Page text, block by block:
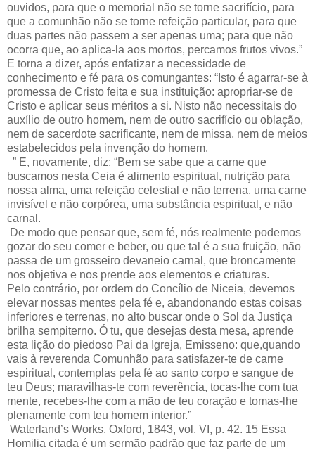
ouvidos, para que o memorial não se torne sacrifício, para
que a comunhão não se torne refeição particular, para que
duas partes não passem a ser apenas uma; para que não
ocorra que, ao aplica-la aos mortos, percamos frutos vivos.”
E torna a dizer, após enfatizar a necessidade de
conhecimento e fé para os comungantes: “Isto é agarrar-se à
promessa de Cristo feita e sua instituição: apropriar-se de
Cristo e aplicar seus méritos a si. Nisto não necessitais do
auxílio de outro homem, nem de outro sacrifício ou oblação,
nem de sacerdote sacrificante, nem de missa, nem de meios
estabelecidos pela invenção do homem.
” E, novamente, diz: “Bem se sabe que a carne que
buscamos nesta Ceia é alimento espiritual, nutrição para
nossa alma, uma refeição celestial e não terrena, uma carne
invisível e não corpórea, uma substância espiritual, e não
carnal.
De modo que pensar que, sem fé, nós realmente podemos
gozar do seu comer e beber, ou que tal é a sua fruição, não
passa de um grosseiro devaneio carnal, que broncamente
nos objetiva e nos prende aos elementos e criaturas.
Pelo contrário, por ordem do Concílio de Niceia, devemos
elevar nossas mentes pela fé e, abandonando estas coisas
inferiores e terrenas, no alto buscar onde o Sol da Justiça
brilha sempiterno. Ó tu, que desejas desta mesa, aprende
esta lição do piedoso Pai da Igreja, Emisseno: que,quando
vais à reverenda Comunhão para satisfazer-te de carne
espiritual, contemplas pela fé ao santo corpo e sangue de
teu Deus; maravilhas-te com reverência, tocas-lhe com tua
mente, recebes-lhe com a mão de teu coração e tomas-lhe
plenamente com teu homem interior.”
Waterland’s Works. Oxford, 1843, vol. VI, p. 42. 15 Essa
Homilia citada é um sermão padrão que faz parte de um